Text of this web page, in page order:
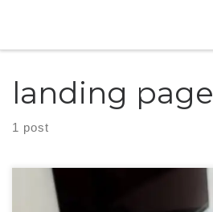
landing page
1 post